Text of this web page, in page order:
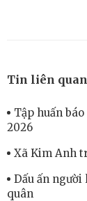
Tin liên quan
Tập huấn
2026
Xã Kim Anh
Dấu ấn
quân